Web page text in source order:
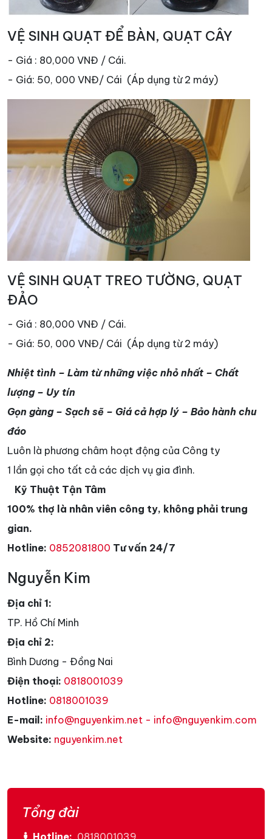
VỆ SINH QUẠT ĐỂ BÀN, QUẠT CÂY
- Giá : 80,000 VNĐ / Cái.
- Giá: 50, 000 VNĐ/ Cái (Áp dụng từ 2 máy)
VỆ SINH QUẠT TREO TƯỜNG, QUẠT
ĐẢO
- Giá : 80,000 VNĐ / Cái.
- Giá: 50, 000 VNĐ/ Cái (Áp dụng từ 2 máy)
Nhiệt tình – Làm từ những việc nhỏ nhất – Chất
lượng – Uy tín
Gọn gàng – Sạch sẽ – Giá cả hợp lý – Bảo hành chu
đáo
Luôn là phương châm hoạt động của Công ty
1 lần gọi cho tất cả các dịch vụ gia đình.
Kỹ Thuật Tận Tâm
100% thợ là nhân viên công ty, không phải trung
gian.
Hotline: 0852081800 Tư vấn 24/7
Nguyễn Kim
Địa chỉ 1:
TP. Hồ Chí Minh
Địa chỉ 2:
Bình Dương - Đồng Nai
Điện thoại: 0818001039
Hotline: 0818001039
E-mail: info@nguyenkim.net - info@nguyenkim.com
Website: nguyenkim.net
Tổng đài
Hotline: 0818001039